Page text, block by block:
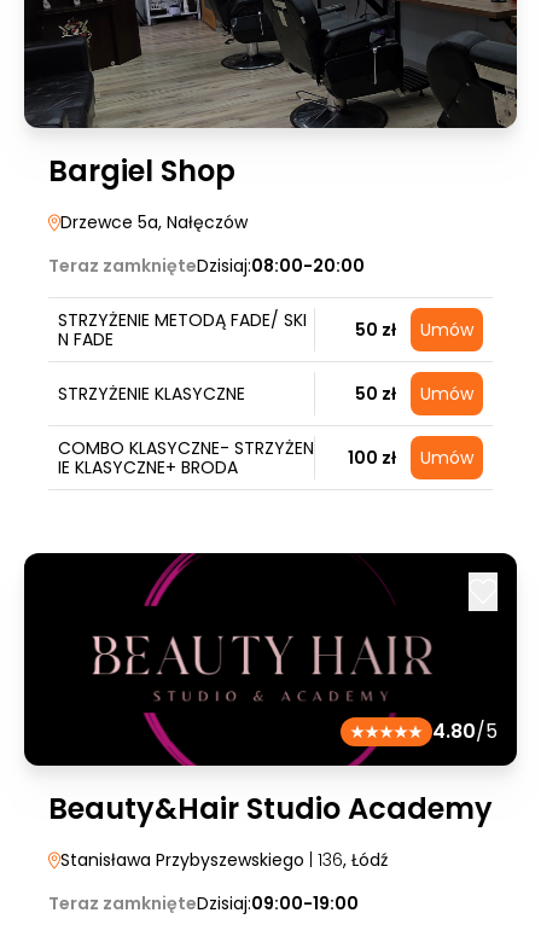
Bargiel Shop
Drzewce 5a, Nałęczów
Teraz zamknięteDzisiaj:08:00-20:00
STRZYŻENIE METODĄ FADE/ SKI
N FADE
50 zł Umów
STRZYŻENIE KLASYCZNE 50 zł Umów
COMBO KLASYCZNE- STRZYŻEN
IE KLASYCZNE+ BRODA
100 zł Umów
4.80/5
Beauty&Hair Studio Academy
Stanisława Przybyszewskiego | 136, Łódź
Teraz zamknięteDzisiaj:09:00-19:00